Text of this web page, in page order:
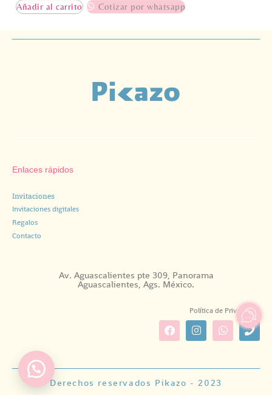
Añadir al carrito Cotizar por whatsapp
Enlaces rápidos
Invitaciones
Invitaciones digitales
Regalos
Contacto
Av. Aguascalientes pte 309, Panorama
Aguascalientes, Ags. México.
Política de Privacidad.
Derechos reservados Pikazo - 2023